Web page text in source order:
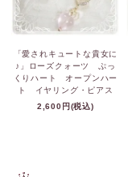
「愛されキュートな貴女に
♪」ローズクォーツ ぷっ
くりハート オープンハー
ト イヤリング・ピアス
2,600円(税込)